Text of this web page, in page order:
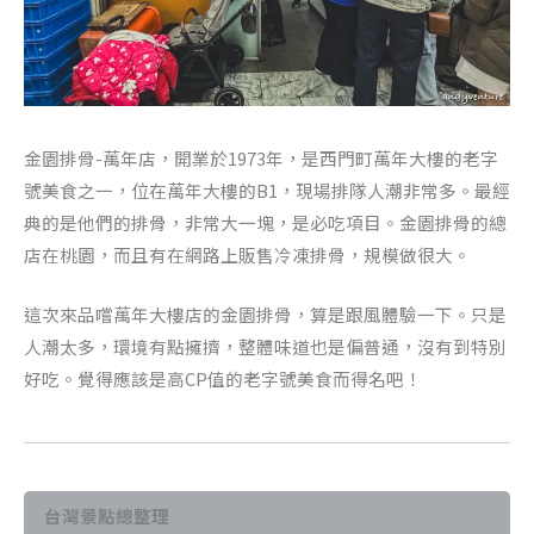
金園排骨-萬年店，開業於1973年，是西門町萬年大樓的老字
號美食之一，位在萬年大樓的B1，現場排隊人潮非常多。最經
典的是他們的排骨，非常大一塊，是必吃項目。金園排骨的總
店在桃園，而且有在網路上販售冷凍排骨，規模做很大。
這次來品嚐萬年大樓店的金園排骨，算是跟風體驗一下。只是
人潮太多，環境有點擁擠，整體味道也是偏普通，沒有到特別
好吃。覺得應該是高CP值的老字號美食而得名吧！
台灣景點總整理